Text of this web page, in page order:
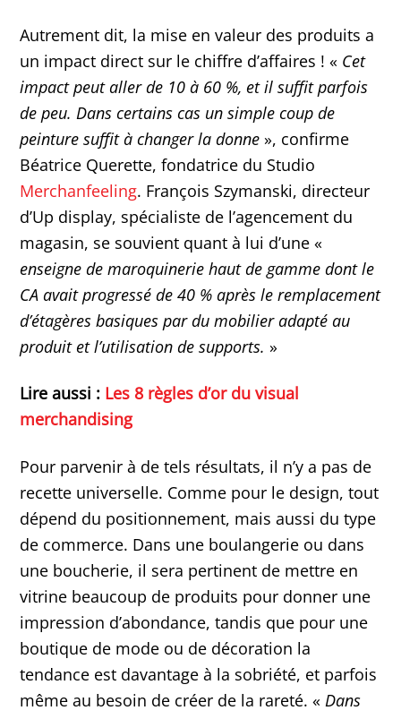
Autrement dit, la mise en valeur des produits a
un impact direct sur le chiffre d’affaires ! « Cet
impact peut aller de 10 à 60 %, et il suffit parfois
de peu. Dans certains cas un simple coup de
peinture suffit à changer la donne », confirme
Béatrice Querette, fondatrice du Studio
Merchanfeeling. François Szymanski, directeur
d’Up display, spécialiste de l’agencement du
magasin, se souvient quant à lui d’une «
enseigne de maroquinerie haut de gamme dont le
CA avait progressé de 40 % après le remplacement
d’étagères basiques par du mobilier adapté au
produit et l’utilisation de supports. »
Lire aussi : Les 8 règles d’or du visual
merchandising
Pour parvenir à de tels résultats, il n’y a pas de
recette universelle. Comme pour le design, tout
dépend du positionnement, mais aussi du type
de commerce. Dans une boulangerie ou dans
une boucherie, il sera pertinent de mettre en
vitrine beaucoup de produits pour donner une
impression d’abondance, tandis que pour une
boutique de mode ou de décoration la
tendance est davantage à la sobriété, et parfois
même au besoin de créer de la rareté. « Dans